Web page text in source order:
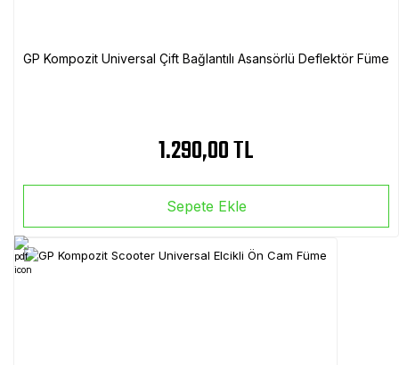
GP Kompozit Universal Çift Bağlantılı Asansörlü Deflektör Füme
1.290,00 TL
Sepete Ekle